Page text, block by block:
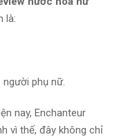
là:
phụ nữ.
nay, Enchanteur
vì thế, đây không chỉ